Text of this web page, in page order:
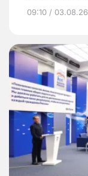
09:10 / 03.08.26